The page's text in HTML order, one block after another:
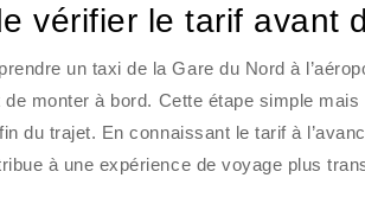
vérifier le tarif avant
un taxi de la Gare du Nord à
monter à bord. Cette étape simple
du trajet. En connaissant le tarif à
à une expérience de voyage plus